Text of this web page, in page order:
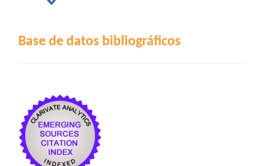
Base de datos bibliográficos